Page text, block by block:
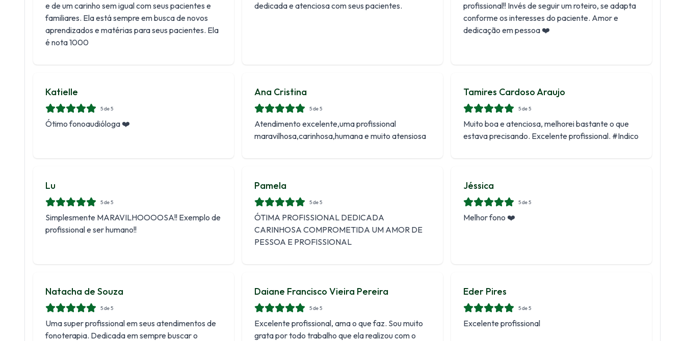
e de um carinho sem igual com seus pacientes e
familiares. Ela está sempre em busca de novos
aprendizados e matérias para seus pacientes. Ela
é nota 1000
dedicada e atenciosa com seus pacientes.
profissional!! Invés de seguir um roteiro, se adapta
conforme os interesses do paciente. Amor e
dedicação em pessoa ❤️
Katielle
5de 5
Ótimo fonoaudióloga ❤️
Ana Cristina
5de 5
Atendimento excelente,uma profissional
maravilhosa,carinhosa,humana e muito atensiosa
Tamires Cardoso Araujo
5de 5
Muito boa e atenciosa, melhorei bastante o que
estava precisando. Excelente profissional. #Indico
Lu
5de 5
Simplesmente MARAVILHOOOOSA!! Exemplo de
profissional e ser humano!!
Pamela
5de 5
ÓTIMA PROFISSIONAL DEDICADA
CARINHOSA COMPROMETIDA UM AMOR DE
PESSOA E PROFISSIONAL
Jéssica
5de 5
Melhor fono ❤️
Natacha de Souza
5de 5
Uma super profissional em seus atendimentos de
fonoterapia. Dedicada em sempre buscar o
Daiane Francisco Vieira Pereira
5de 5
Excelente profissional, ama o que faz. Sou muito
grata por todo trabalho que ela realizou com o
Eder Pires
5de 5
Excelente profissional